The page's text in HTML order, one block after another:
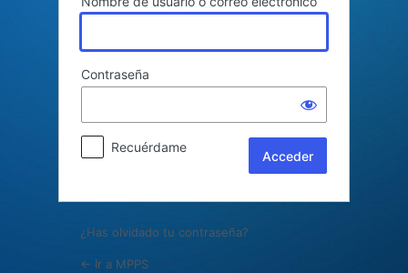
Contraseña
Recuérdame
¿Has olvidado tu contraseña?
← Ir a MPPS